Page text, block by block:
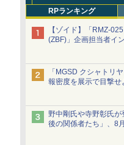
RPランキング
【ゾイド】「RMZ-
(ZBF)」企画担当者イ
デザインまで再現可
ト pic.x.com/
「MGSD クシャトリ
報密度を展示で目撃
り下ろし】
野中剛氏や寺野彰氏
後の関係者たち」、8
は「